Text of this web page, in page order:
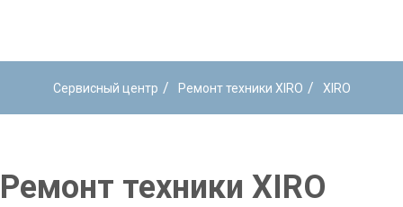
Сервисный центр / Ремонт техники XIRO / XIRO
Ремонт техники XIRO